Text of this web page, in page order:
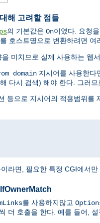
해 고려할 점들
의 기본값은 On이였다. 요청
호스트명으로 변환하려면
미치므로 실제 사용하는 웹
domain 지시어를 사용한다
다시 검색) 해야 한다. 그러
등으로 지시어의 적용범위를
라면, 필요한 특정 CGI에서만
를 사용하지않고
더 호출을 한다. 예를 들어,